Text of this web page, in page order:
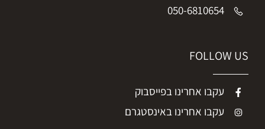
050-6810654
FOLLOW US
עקבו אחרינו בפייסבוק
עקבו אחרינו באינסטגרם